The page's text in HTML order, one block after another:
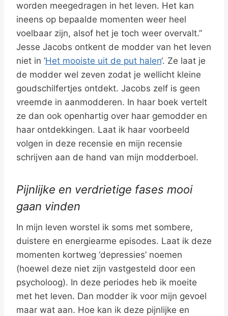
worden meegedragen in het leven. Het kan
ineens op bepaalde momenten weer heel
voelbaar zijn, alsof het je toch weer overvalt.”
Jesse Jacobs ontkent de modder van het leven
niet in ‘Het mooiste uit de put halen‘. Ze laat je
de modder wel zeven zodat je wellicht kleine
goudschilfertjes ontdekt. Jacobs zelf is geen
vreemde in aanmodderen. In haar boek vertelt
ze dan ook openhartig over haar gemodder en
haar ontdekkingen. Laat ik haar voorbeeld
volgen in deze recensie en mijn recensie
schrijven aan de hand van mijn modderboel.
Pijnlijke en verdrietige fases mooi
gaan vinden
In mijn leven worstel ik soms met sombere,
duistere en energiearme episodes. Laat ik deze
momenten kortweg ‘depressies’ noemen
(hoewel deze niet zijn vastgesteld door een
psycholoog). In deze periodes heb ik moeite
met het leven. Dan modder ik voor mijn gevoel
maar wat aan. Hoe kan ik deze pijnlijke en